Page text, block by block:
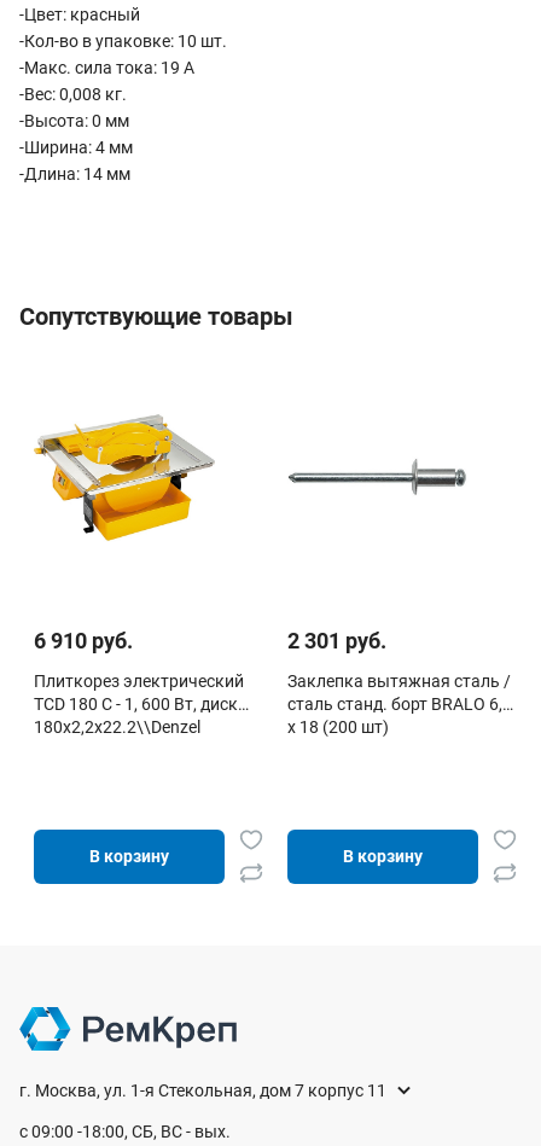
-Цвет: красный
-Кол-во в упаковке: 10 шт.
-Макс. сила тока: 19 А
-Вес: 0,008 кг.
-Высота: 0 мм
-Ширина: 4 мм
-Длина: 14 мм
Сопутствующие товары
6 910 руб.
Плиткорез электрический
TCD 180 C - 1, 600 Вт, диск
180х2,2x22.2\\Denzel
В корзину
2 301 руб.
Заклепка вытяжная сталь /
сталь станд. борт BRALO 6,0
х 18 (200 шт)
В корзину
г. Москва, ул. 1-я Стекольная, дом 7 корпус 11
с 09:00 -18:00, СБ, ВС - вых.